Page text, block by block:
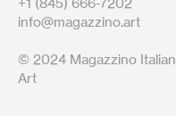
info@magazzino.art
© 2024 Magazzino Italian
Art